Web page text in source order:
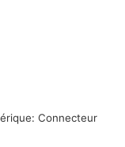
Connecteur